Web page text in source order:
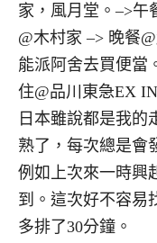
家，風月堂。–>午
@木村家 –> 晚餐
能派阿舍去買便當
住@品川東急EX
日本雖說都是我的
熟了 ，每次總是會
例如上次來一時興
到 。這次好不容
多排了30分鐘。